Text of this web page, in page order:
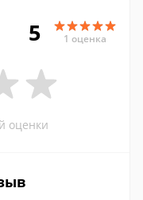
5 1 оценка
оценки